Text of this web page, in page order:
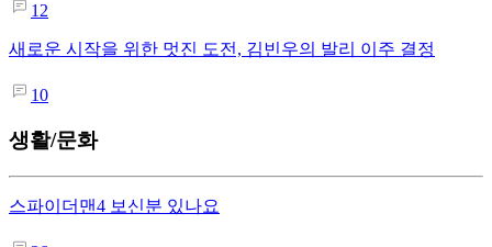
12
새로운 시작을 위한 멋진 도전, 김빈우의 발리 이주 결정
10
생활/문화
스파이더맨4 보신분 있나요